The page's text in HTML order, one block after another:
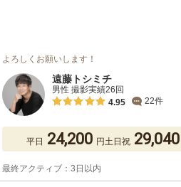
よろしくお願いします！
遠藤トシミチ
男性 撮影実績26回
4.95
22件
平日 24,200 円土日祝 29,040
最終アクティブ：3日以内